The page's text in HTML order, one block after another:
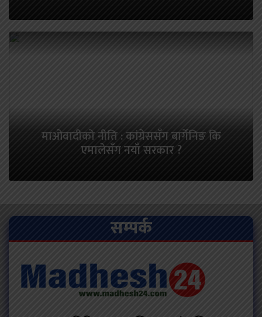
माओवादीको नीति : कांग्रेससँग बार्गेनिङ कि
एमालेसँग नयाँ सरकार ?
सम्पर्क